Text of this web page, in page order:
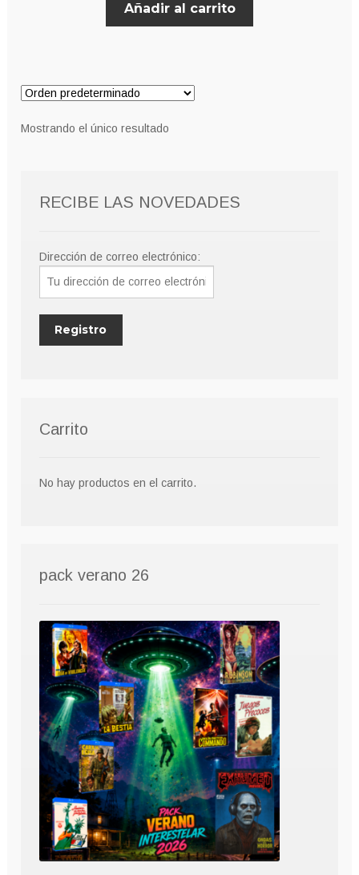
Añadir al carrito
Mostrando el único resultado
RECIBE LAS NOVEDADES
Dirección de correo electrónico:
Carrito
No hay productos en el carrito.
pack verano 26